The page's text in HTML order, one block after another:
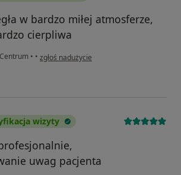
w bardzo miłej atmosferze,
cierpliwa
• • w opinii użytkownika Karolina
zgłoś nadużycie
wizyty
uwag pacjenta